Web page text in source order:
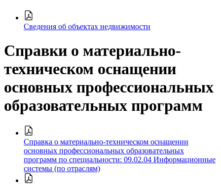
Сведения об объектах недвижимости
Справки о материально-
техническом оснащении
основных профессиональных
образовательных программ
Справка о материально-техническом оснащении
основных профессиональных образовательных
программ по специальности: 09.02.04 Информационные
системы (по отраслям)